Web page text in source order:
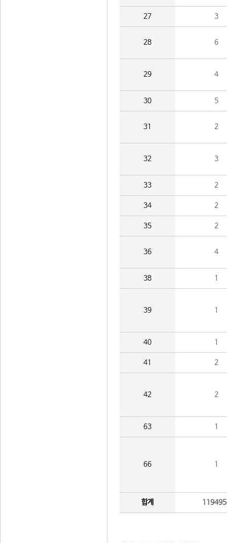
27 3
28 6
29 4
30 5
31 2
32 3
33 2
34 2
35 2
36 4
38 1
39 1
40 1
41 2
42 2
63 1
66 1
합계